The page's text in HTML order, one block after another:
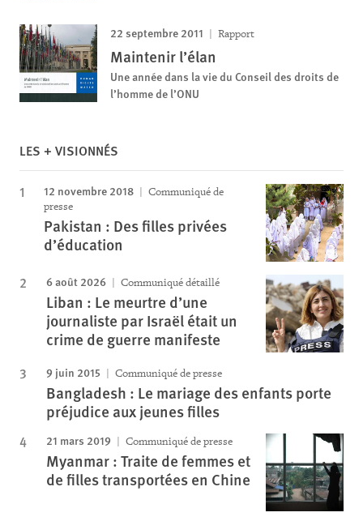
22 septembre 2011 Rapport
Maintenir l’élan
Une année dans la vie du Conseil des droits de
l’homme de l’ONU
LES + VISIONNÉS
12 novembre 2018
Communiqué de
presse
Pakistan : Des filles privées
d’éducation
6 août 2026 Communiqué détaillé
Liban : Le meurtre d’une
journaliste par Israël était un
crime de guerre manifeste
9 juin 2015 Communiqué de presse
Bangladesh : Le mariage des enfants porte
préjudice aux jeunes filles
21 mars 2019 Communiqué de presse
Myanmar : Traite de femmes et
de filles transportées en Chine